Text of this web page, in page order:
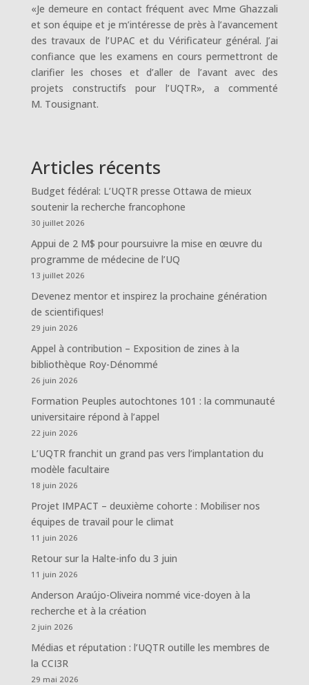
«Je demeure en contact fréquent avec Mme Ghazzali
et son équipe et je m’intéresse de près à l’avancement
des travaux de l’UPAC et du Vérificateur général. J’ai
confiance que les examens en cours permettront de
clarifier les choses et d’aller de l’avant avec des
projets constructifs pour l’UQTR», a commenté
M. Tousignant.
Articles récents
Budget fédéral: L’UQTR presse Ottawa de mieux
soutenir la recherche francophone
30 juillet 2026
Appui de 2 M$ pour poursuivre la mise en œuvre du
programme de médecine de l’UQ
13 juillet 2026
Devenez mentor et inspirez la prochaine génération
de scientifiques!
29 juin 2026
Appel à contribution – Exposition de zines à la
bibliothèque Roy-Dénommé
26 juin 2026
Formation Peuples autochtones 101 : la communauté
universitaire répond à l’appel
22 juin 2026
L’UQTR franchit un grand pas vers l’implantation du
modèle facultaire
18 juin 2026
Projet IMPACT – deuxième cohorte : Mobiliser nos
équipes de travail pour le climat
11 juin 2026
Retour sur la Halte-info du 3 juin
11 juin 2026
Anderson Araújo-Oliveira nommé vice-doyen à la
recherche et à la création
2 juin 2026
Médias et réputation : l’UQTR outille les membres de
la CCI3R
29 mai 2026